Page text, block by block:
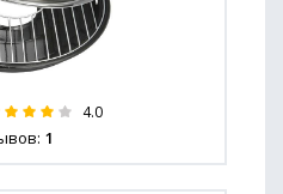
4.0
1